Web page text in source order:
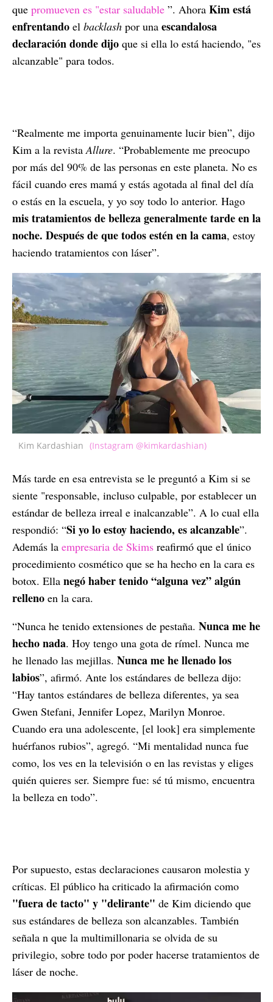
que promueven es "estar saludable ”. Ahora Kim está
enfrentando el backlash por una escandalosa
declaración donde dijo que si ella lo está haciendo, "es
alcanzable" para todos.
“Realmente me importa genuinamente lucir bien”, dijo
Kim a la revista Allure. “Probablemente me preocupo
por más del 90% de las personas en este planeta. No es
fácil cuando eres mamá y estás agotada al final del día
o estás en la escuela, y yo soy todo lo anterior. Hago
mis tratamientos de belleza generalmente tarde en la
noche. Después de que todos estén en la cama, estoy
haciendo tratamientos con láser”.
Kim Kardashian (Instagram @kimkardashian)
Más tarde en esa entrevista se le preguntó a Kim si se
siente "responsable, incluso culpable, por establecer un
estándar de belleza irreal e inalcanzable”. A lo cual ella
respondió: “Si yo lo estoy haciendo, es alcanzable”.
Además la empresaria de Skims reafirmó que el único
procedimiento cosmético que se ha hecho en la cara es
botox. Ella negó haber tenido “alguna vez” algún
relleno en la cara.
“Nunca he tenido extensiones de pestaña. Nunca me he
hecho nada. Hoy tengo una gota de rímel. Nunca me
he llenado las mejillas. Nunca me he llenado los
labios”, afirmó. Ante los estándares de belleza dijo:
“Hay tantos estándares de belleza diferentes, ya sea
Gwen Stefani, Jennifer Lopez, Marilyn Monroe.
Cuando era una adolescente, [el look] era simplemente
huérfanos rubios”, agregó. “Mi mentalidad nunca fue
como, los ves en la televisión o en las revistas y eliges
quién quieres ser. Siempre fue: sé tú mismo, encuentra
la belleza en todo”.
Por supuesto, estas declaraciones causaron molestia y
críticas. El público ha criticado la afirmación como
"fuera de tacto" y "delirante" de Kim diciendo que
sus estándares de belleza son alcanzables. También
señala n que la multimillonaria se olvida de su
privilegio, sobre todo por poder hacerse tratamientos de
láser de noche.